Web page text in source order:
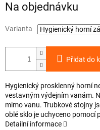
cena:
Na objednávku
Varianta
Přidat do
Hygienický prosklenný horní
vestavným výdejním vanám.
mimo vanu. Trubkové stojny
oblé sklo je uchyceno pomocí
Detailní informace